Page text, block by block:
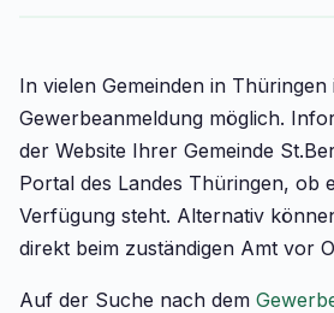
In vielen Gemeinden in Thüringen
Gewerbeanmeldung möglich.
der Website Ihrer Gemeinde
Portal des Landes Thüringen, ob
Verfügung steht. Alternativ
direkt beim zuständigen Amt vor
Auf der Suche nach dem